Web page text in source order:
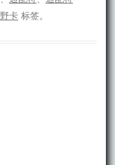
野卡 标签。